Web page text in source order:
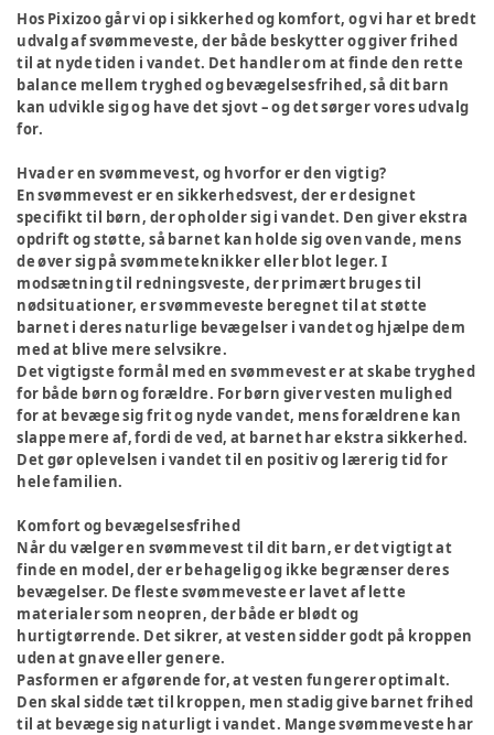
Hos Pixizoo går vi op i sikkerhed og komfort, og vi har et bredt
udvalg af svømmeveste, der både beskytter og giver frihed
til at nyde tiden i vandet. Det handler om at finde den rette
balance mellem tryghed og bevægelsesfrihed, så dit barn
kan udvikle sig og have det sjovt – og det sørger vores udvalg
for.
Hvad er en svømmevest, og hvorfor er den vigtig?
En svømmevest er en sikkerhedsvest, der er designet
specifikt til børn, der opholder sig i vandet. Den giver ekstra
opdrift og støtte, så barnet kan holde sig oven vande, mens
de øver sig på svømmeteknikker eller blot leger. I
modsætning til redningsveste, der primært bruges til
nødsituationer, er svømmeveste beregnet til at støtte
barnet i deres naturlige bevægelser i vandet og hjælpe dem
med at blive mere selvsikre.
Det vigtigste formål med en svømmevest er at skabe tryghed
for både børn og forældre. For børn giver vesten mulighed
for at bevæge sig frit og nyde vandet, mens forældrene kan
slappe mere af, fordi de ved, at barnet har ekstra sikkerhed.
Det gør oplevelsen i vandet til en positiv og lærerig tid for
hele familien.
Komfort og bevægelsesfrihed
Når du vælger en svømmevest til dit barn, er det vigtigt at
finde en model, der er behagelig og ikke begrænser deres
bevægelser. De fleste svømmeveste er lavet af lette
materialer som neopren, der både er blødt og
hurtigtørrende. Det sikrer, at vesten sidder godt på kroppen
uden at gnave eller genere.
Pasformen er afgørende for, at vesten fungerer optimalt.
Den skal sidde tæt til kroppen, men stadig give barnet frihed
til at bevæge sig naturligt i vandet. Mange svømmeveste har